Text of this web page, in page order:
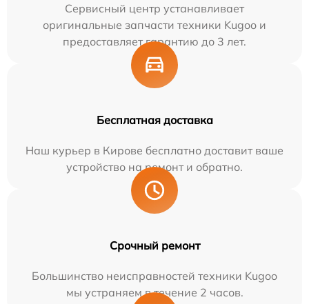
Сервисный центр устанавливает
оригинальные запчасти техники Kugoo и
предоставляет гарантию до 3 лет.
Бесплатная доставка
Наш курьер в Кирове бесплатно доставит ваше
устройство на ремонт и обратно.
Срочный ремонт
Большинство неисправностей техники Kugoo
мы устраняем в течение 2 часов.